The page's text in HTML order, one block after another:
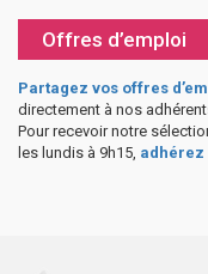
Offres d’emploi
Partagez vos offres
directement à nos
Pour recevoir notre
les lundis à 9h15, adhérez